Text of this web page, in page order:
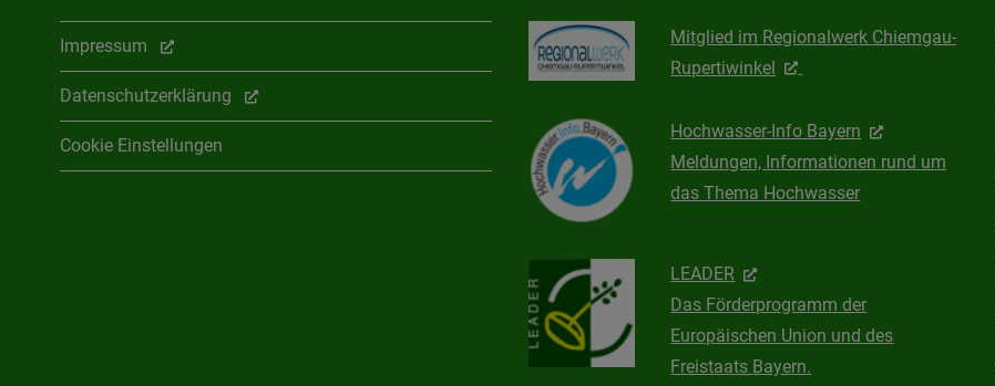
Impressum
Datenschutzerklärung
Cookie Einstellungen
Mitglied im Regionalwerk Chiemgau-
Rupertiwinkel
Hochwasser-Info Bayern
Meldungen, Informationen rund um
das Thema Hochwasser
LEADER
Das Förderprogramm der
Europäischen Union und des
Freistaats Bayern.